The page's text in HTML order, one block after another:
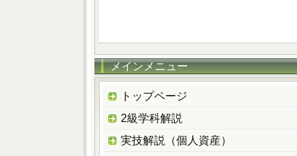
メインメニュー
トップページ
2級学科解説
実技解説（個人資産）